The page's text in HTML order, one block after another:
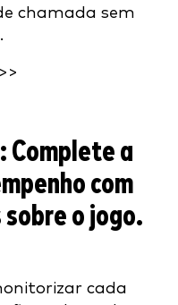
chamada sem
Complete a
com
o jogo.
cada